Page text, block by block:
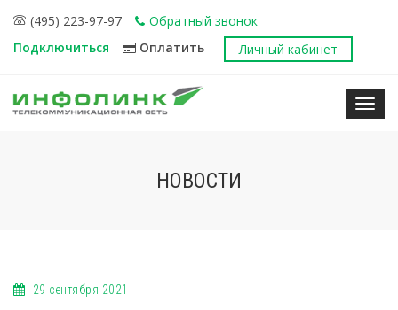
(495) 223-97-97
Обратный звонок
Подключиться
Оплатить Личный кабинет
НОВОСТИ
29 сентября 2021